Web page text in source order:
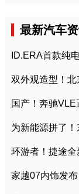
最新汽车
ID.ERA首款纯
双外观造型！
国产！奔驰VLE
为新能源拼了
环游者！捷途
家越07内饰发布